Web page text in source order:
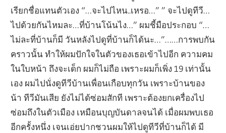
เรียกชื่อแทนตัวเอง “…จะไปไหน..เหรอ…” ” จะไปดูทีวี…
ไปด้วยกันไหมละ…ที่บ้านโน้นไง…” ผมชี้มือประกอบ “…
ไม่ละที่บ้านก็มี วันหลังไปดูที่บ้านก็ได้นะ…”……การพบกัน
คราวนั้น ทำให้ผมปักใจในตัวของเธอเข้าไปอีก ความคม
ในใบหน้า ถึงจะเด็ก ผมก็ไม่ถือ เพราะผมก็เพิ่ง 19 เท่านั้น
เอง ผมไปนั่งดูทีวีบ้านเพื่อนเกือบทุกวัน เพราะบ้านของ
น้า ทีวีมันเสีย ยังไม่ได้ซ่อมสักที เพราะต้องยกเครื่องไป
ซ่อมถึงในตัวเมือง เหมือนบุญบันดาลจนได้ เมื่อผมพบเธอ
อีกครั้งหนึ่ง เจนเอ่ยปากชวนผมให้ไปดูทีวีที่บ้านก็ได้ มี